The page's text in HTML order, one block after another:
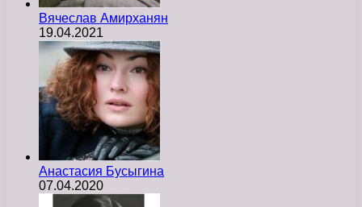
Вячеслав Амирханян
19.04.2021
Анастасия Бусыгина
07.04.2020